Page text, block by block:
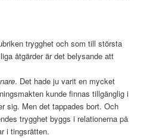
trygghet och som till största
åtgärder är det belysande att
. Det hade ju varit en mycket
kunde finnas tillgänglig i
sig. Men det tappades bort. Och
trygghet byggs i relationerna på
i tingsrätten.